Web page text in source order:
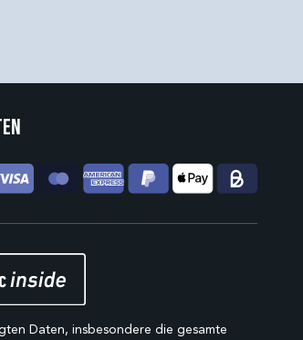
Daten, insbesondere die gesamte